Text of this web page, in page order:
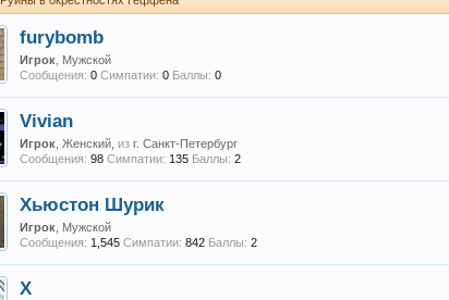
furybomb
Игрок , Мужской
Сообщения: 0 Симпатии: 0 Баллы: 0
Vivian
Игрок , Женский, из г. Санкт-Петербург
Сообщения: 98 Симпатии: 135 Баллы: 2
Хьюстон Шурик
Игрок , Мужской
Сообщения: 1,545 Симпатии: 842 Баллы: 2
X